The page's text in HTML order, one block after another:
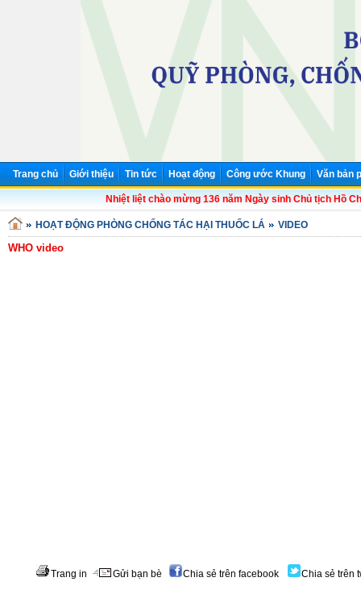
Trang chủ Giới thiệu Tin tức Hoạt động Công ước Khung Văn bản
Nhiệt liệt chào mừng 136 năm Ngày sinh Chủ tịch Hồ
HOẠT ĐỘNG PHÒNG CHỐNG TÁC HẠI THUỐC LÁ VIDEO
WHO video
Trang in Gửi bạn bè Chia sẻ trên facebook Chia sẻ trên